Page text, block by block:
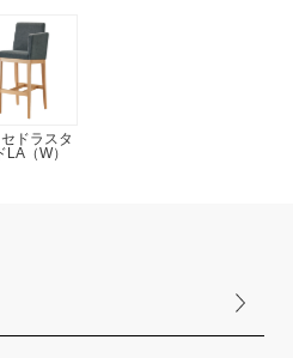
ドラスタ
LA（W）